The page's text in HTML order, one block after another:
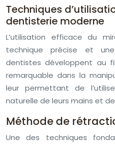
Techniques
dentisterie moderne
L’utilisation efficace du
technique précise et
dentistes développent au
remarquable dans la
leur permettant de
naturelle de leurs mains et de
Méthode de
Une des techniques